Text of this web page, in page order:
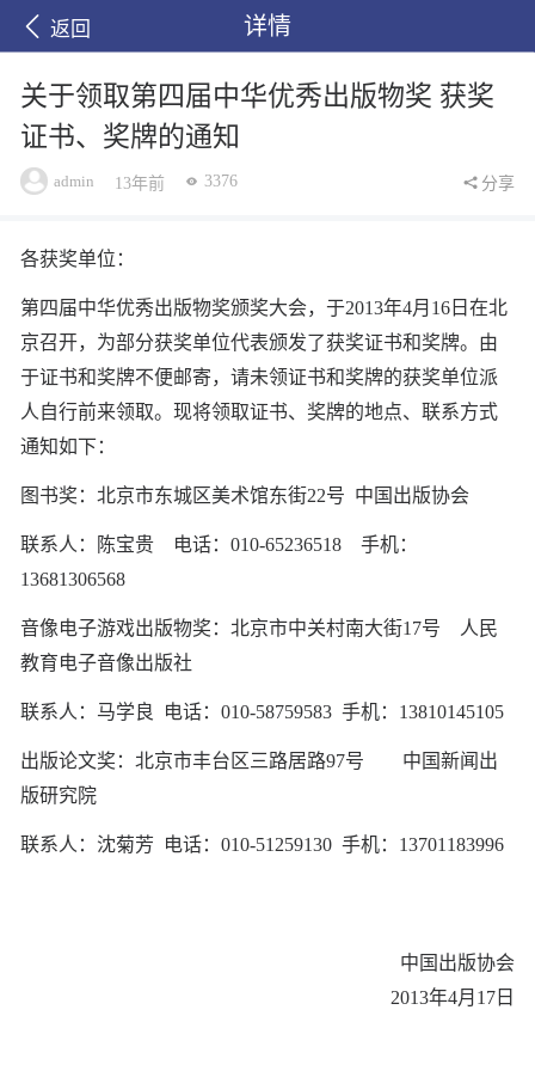
返回 详情
关于领取第四届中华优秀出版物奖 获奖
证书、奖牌的通知
admin 13年前 3376 分享
各获奖单位：
第四届中华优秀出版物奖颁奖大会，于2013年4月16日在北
京召开，为部分获奖单位代表颁发了获奖证书和奖牌。由
于证书和奖牌不便邮寄，请未领证书和奖牌的获奖单位派
人自行前来领取。现将领取证书、奖牌的地点、联系方式
通知如下：
图书奖：北京市东城区美术馆东街22号 中国出版协会
联系人：陈宝贵 电话：010-65236518 手机：
13681306568
音像电子游戏出版物奖：北京市中关村南大街17号 人民
教育电子音像出版社
联系人：马学良 电话：010-58759583 手机：13810145105
出版论文奖：北京市丰台区三路居路97号 中国新闻出
版研究院
联系人：沈菊芳 电话：010-51259130 手机：13701183996
中国出版协会
2013年4月17日